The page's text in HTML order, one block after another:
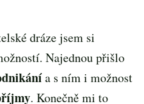
dráze jsem si
Najednou přišlo
a s ním i možnost
. Konečně mi to